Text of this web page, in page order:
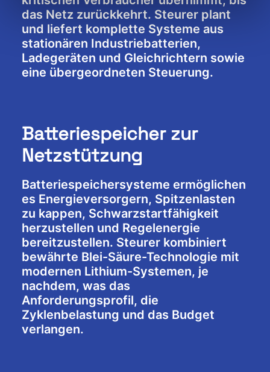
das Netz zurückkehrt. Steurer plant
und liefert komplette Systeme aus
stationären Industriebatterien,
Ladegeräten und Gleichrichtern sowie
eine übergeordneten Steuerung.
Batteriespeicher zur
Netzstützung
Batteriespeichersysteme ermöglichen
es Energieversorgern, Spitzenlasten
zu kappen, Schwarzstartfähigkeit
herzustellen und Regelenergie
bereitzustellen. Steurer kombiniert
bewährte Blei-Säure-Technologie mit
modernen Lithium-Systemen, je
nachdem, was das
Anforderungsprofil, die
Zyklenbelastung und das Budget
verlangen.